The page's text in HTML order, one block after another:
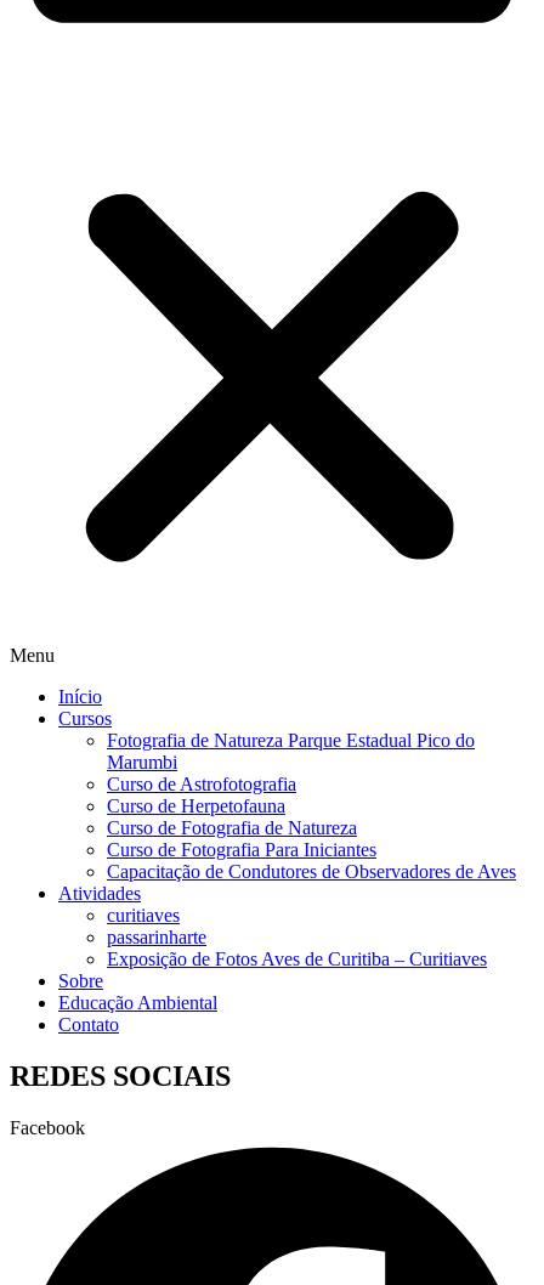
Menu
Início
Cursos
Fotografia de Natureza Parque Estadual Pico do
Marumbi
Curso de Astrofotografia
Curso de Herpetofauna
Curso de Fotografia de Natureza
Curso de Fotografia Para Iniciantes
Capacitação de Condutores de Observadores de Aves
Atividades
curitiaves
passarinharte
Exposição de Fotos Aves de Curitiba – Curitiaves
Sobre
Educação Ambiental
Contato
REDES SOCIAIS
Facebook